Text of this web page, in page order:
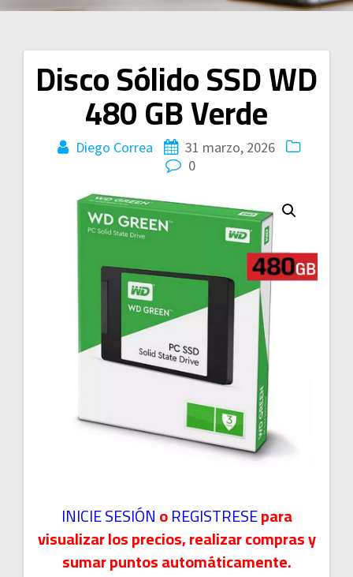
Disco Sólido SSD WD
480 GB Verde
Diego Correa
31 marzo, 2026
0
INICIE SESIÓNoREGISTRESEpara
visualizar los precios, realizar compras y
sumar puntos automáticamente.
Navegación
entradas